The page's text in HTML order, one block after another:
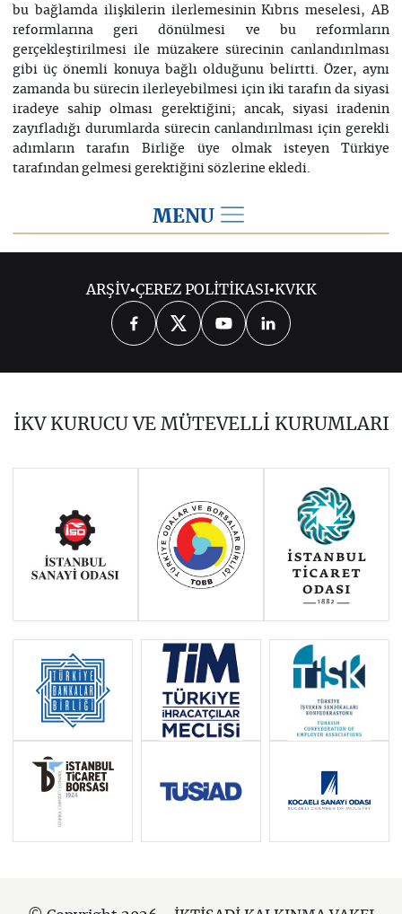
bu bağlamda ilişkilerin ilerlemesinin Kıbrıs meselesi, AB
reformlarına geri dönülmesi ve bu reformların
gerçekleştirilmesi ile müzakere sürecinin canlandırılması
gibi üç önemli konuya bağlı olduğunu belirtti. Özer, aynı
zamanda bu sürecin ilerleyebilmesi için iki tarafın da siyasi
iradeye sahip olması gerektiğini; ancak, siyasi iradenin
zayıfladığı durumlarda sürecin canlandırılması için gerekli
adımların tarafın Birliğe üye olmak isteyen Türkiye
tarafından gelmesi gerektiğini sözlerine ekledi.
MENU
2026 2025 2024
2023 2022 2021
ARŞİV•ÇEREZ POLİTİKASI•KVKK
İKV KURUCU VE MÜTEVELLİ KURUMLARI